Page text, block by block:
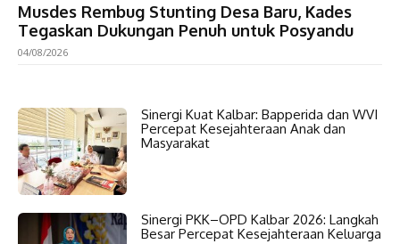
Musdes Rembug Stunting Desa Baru, Kades
Tegaskan Dukungan Penuh untuk Posyandu
04/08/2026
Sinergi Kuat Kalbar: Bapperida dan WVI
Percepat Kesejahteraan Anak dan
Masyarakat
Sinergi PKK–OPD Kalbar 2026: Langkah
Besar Percepat Kesejahteraan Keluarga